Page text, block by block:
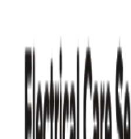
على آخر المستجدات ورؤى